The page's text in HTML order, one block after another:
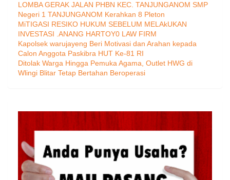
LOMBA GERAK JALAN PHBN KEC. TANJUNGANOM SMP
Negeri 1 TANJUNGANOM Kerahkan 8 Pleton
MiTIGASI RESIKO HUKUM SEBELUM MELAkUKAN
INVESTASI .ANANG HARTOY0 LAW FIRM
Kapolsek warujayeng Beri Motivasi dan Arahan kepada
Calon Anggota Paskibra HUT Ke-81 RI
Ditolak Warga Hingga Pemuka Agama, Outlet HWG di
Wlingi Blitar Tetap Bertahan Beroperasi